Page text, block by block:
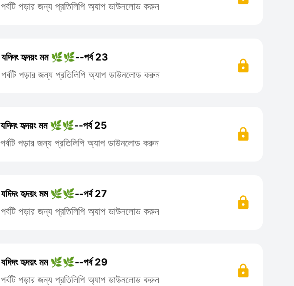
পর্বটি পড়ার জন্য প্রতিলিপি অ্যাপ ডাউনলোড করুন
যদিদং হৃদয়ং মম 🌿🌿--পর্ব 23
পর্বটি পড়ার জন্য প্রতিলিপি অ্যাপ ডাউনলোড করুন
যদিদং হৃদয়ং মম 🌿🌿--পর্ব 25
পর্বটি পড়ার জন্য প্রতিলিপি অ্যাপ ডাউনলোড করুন
যদিদং হৃদয়ং মম 🌿🌿--পর্ব 27
পর্বটি পড়ার জন্য প্রতিলিপি অ্যাপ ডাউনলোড করুন
যদিদং হৃদয়ং মম 🌿🌿--পর্ব 29
পর্বটি পড়ার জন্য প্রতিলিপি অ্যাপ ডাউনলোড করুন